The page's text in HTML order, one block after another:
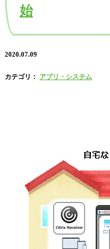
始
2020.07.09
カテゴリ： アプリ・システム